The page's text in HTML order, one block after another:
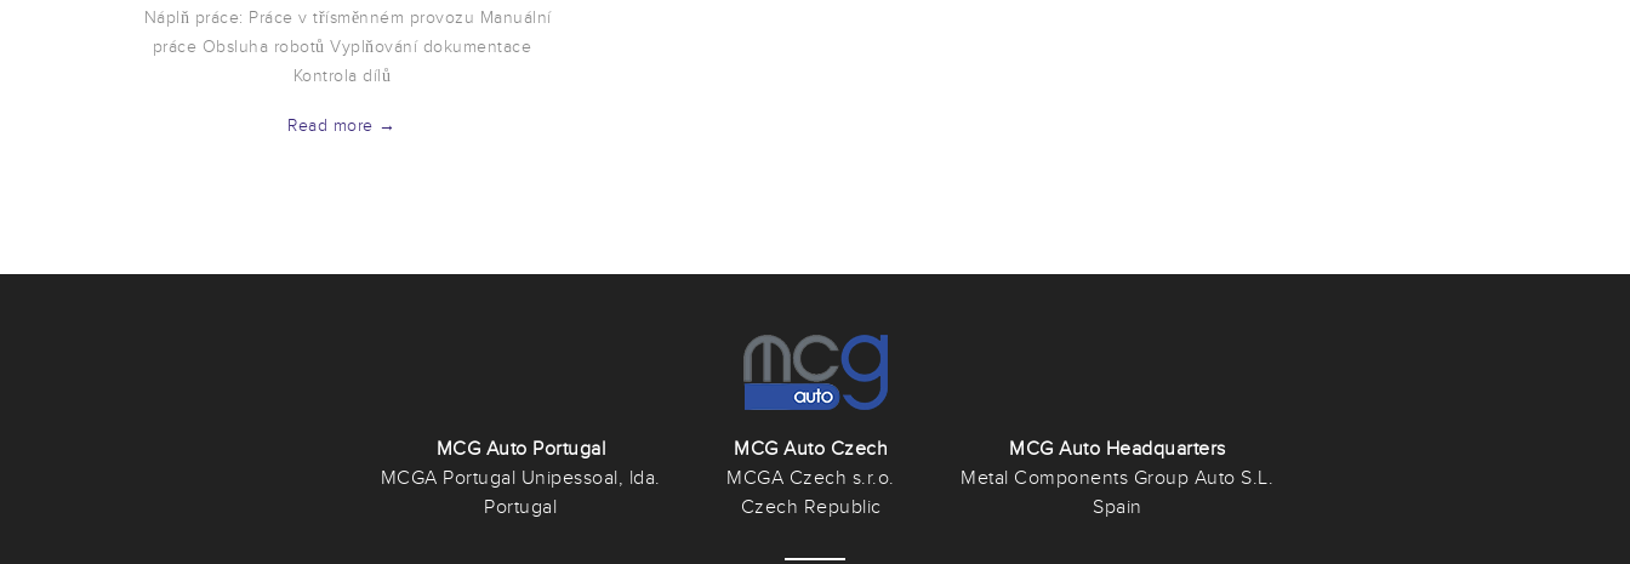
Náplň práce: Práce v třísměnném provozu Manuální
práce Obsluha robotů Vyplňování dokumentace
Kontrola dílů
Read more →
MCG Auto Portugal
MCGA Portugal Unipessoal, lda.
Portugal
MCG Auto Czech
MCGA Czech s.r.o.
Czech Republic
MCG Auto Headquarters
Metal Components Group Auto S.L.
Spain